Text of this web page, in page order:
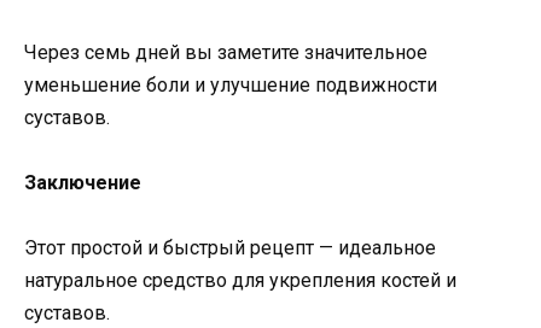
Через семь дней вы заметите значительное
уменьшение боли и улучшение подвижности
суставов.
Заключение
Этот простой и быстрый рецепт — идеальное
натуральное средство для укрепления костей и
суставов.